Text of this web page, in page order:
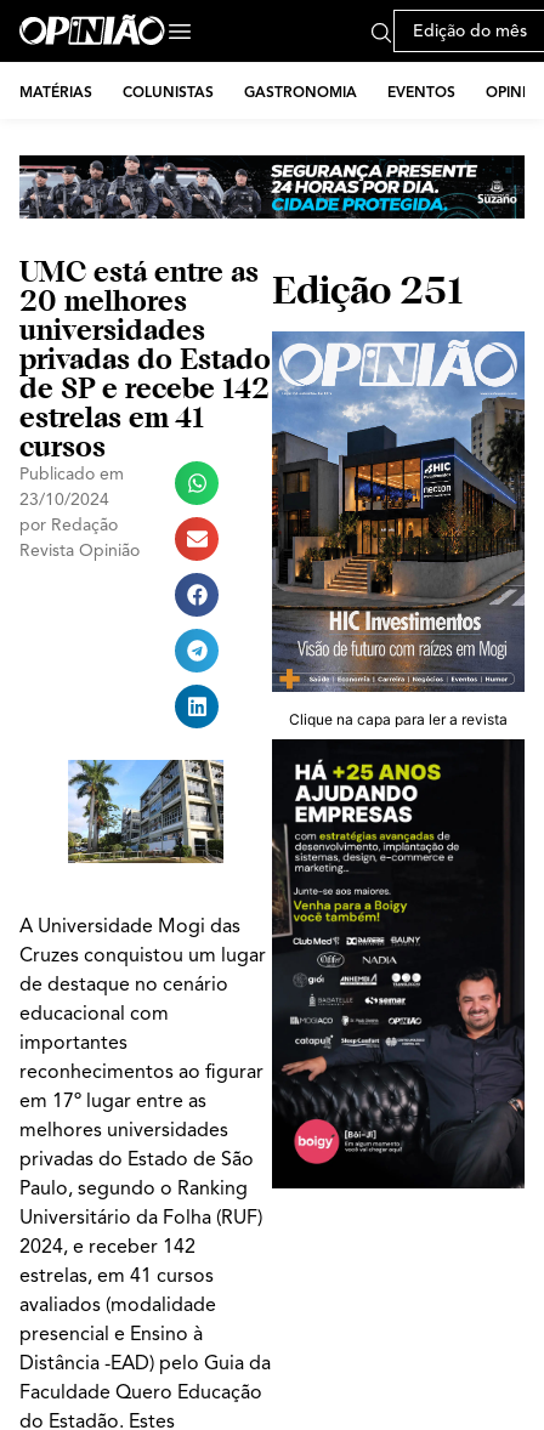
Edição do mês
MATÉRIAS COLUNISTAS GASTRONOMIA EVENTOS
UMC está entre as
20 melhores
universidades
privadas do Estado
de SP e recebe 142
estrelas em 41
cursos
Publicado em
23/10/2024
por Redação
Revista Opinião
A Universidade Mogi das
Cruzes conquistou um lugar
de destaque no cenário
educacional com
importantes
reconhecimentos ao figurar
em 17º lugar entre as
melhores universidades
privadas do Estado de São
Paulo, segundo o Ranking
Universitário da Folha (RUF)
2024, e receber 142
estrelas, em 41 cursos
avaliados (modalidade
presencial e Ensino à
Distância -EAD) pelo Guia da
Faculdade Quero Educação
do Estadão. Estes
Edição 251
Clique na capa para ler a revista